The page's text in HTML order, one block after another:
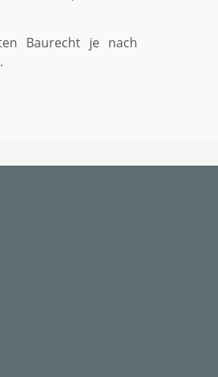
Baurecht je nach